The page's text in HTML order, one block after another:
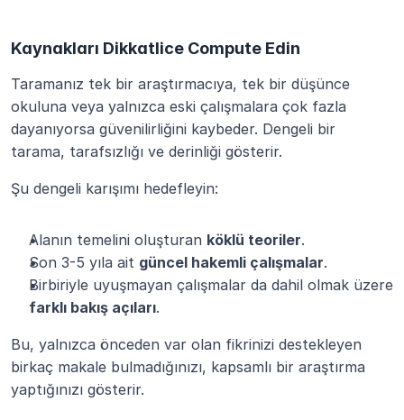
Kaynakları Dikkatlice Compute Edin
Taramanız tek bir araştırmacıya, tek bir düşünce
okuluna veya yalnızca eski çalışmalara çok fazla
dayanıyorsa güvenilirliğini kaybeder. Dengeli bir
tarama, tarafsızlığı ve derinliği gösterir.
Şu dengeli karışımı hedefleyin:
Alanın temelini oluşturan köklü teoriler.
Son 3-5 yıla ait güncel hakemli çalışmalar.
farklı bakış açıları.
Bu, yalnızca önceden var olan fikrinizi destekleyen
birkaç makale bulmadığınızı, kapsamlı bir araştırma
yaptığınızı gösterir.